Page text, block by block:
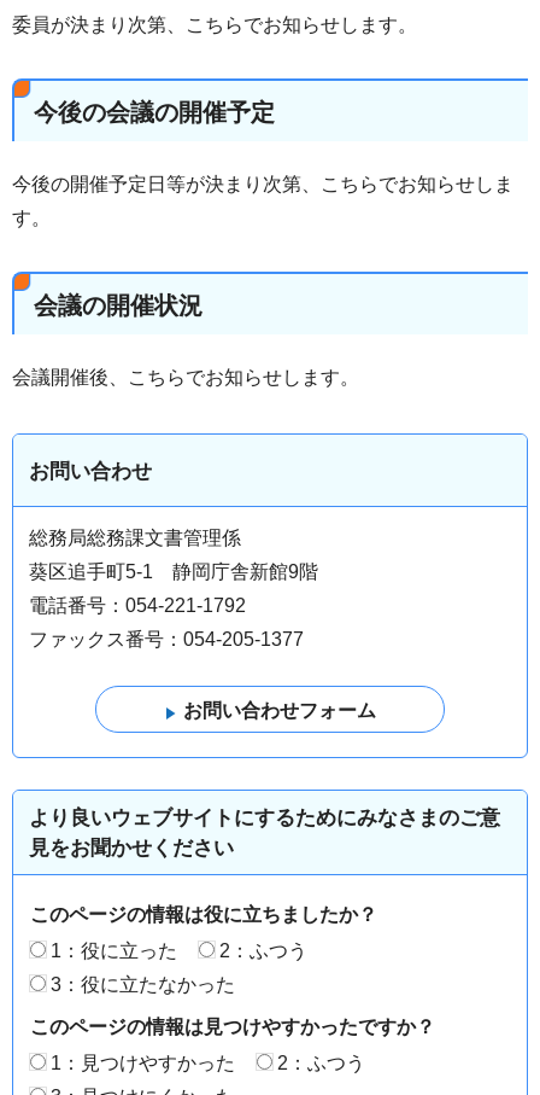
委員が決まり次第、こちらでお知らせします。
今後の会議の開催予定
今後の開催予定日等が決まり次第、こちらでお知らせしま
す。
会議の開催状況
会議開催後、こちらでお知らせします。
お問い合わせ
総務局総務課文書管理係
葵区追手町5-1 静岡庁舎新館9階
電話番号：054-221-1792
ファックス番号：054-205-1377
より良いウェブサイトにするためにみなさまのご意
見をお聞かせください
このページの情報は役に立ちましたか？
1：役に立った
2：ふつう
3：役に立たなかった
このページの情報は見つけやすかったですか？
1：見つけやすかった
2：ふつう